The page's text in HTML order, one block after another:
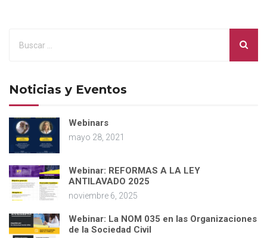
Noticias y Eventos
Webinars
mayo 28, 2021
Webinar: REFORMAS A LA LEY
ANTILAVADO 2025
noviembre 6, 2025
Webinar: La NOM 035 en las Organizaciones
de la Sociedad Civil